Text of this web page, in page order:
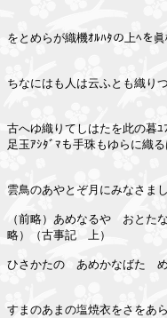
（古
をとめらが織機ｵﾙﾊﾀの上ﾍを
（萬
ちなにはも人は云ふとも織り
（萬葉
古へゆ織りてしはたを此の暮
足玉ｱｼﾀﾞﾏも手珠もゆらに織
（以上、
雲鳥のあやとぞ月にみなさま
（前略）あめなるや　おと
略）（古事記　上）
ひさかたの　あめかなばた　
（日本
すまのあまの塩焼衣をさをあ